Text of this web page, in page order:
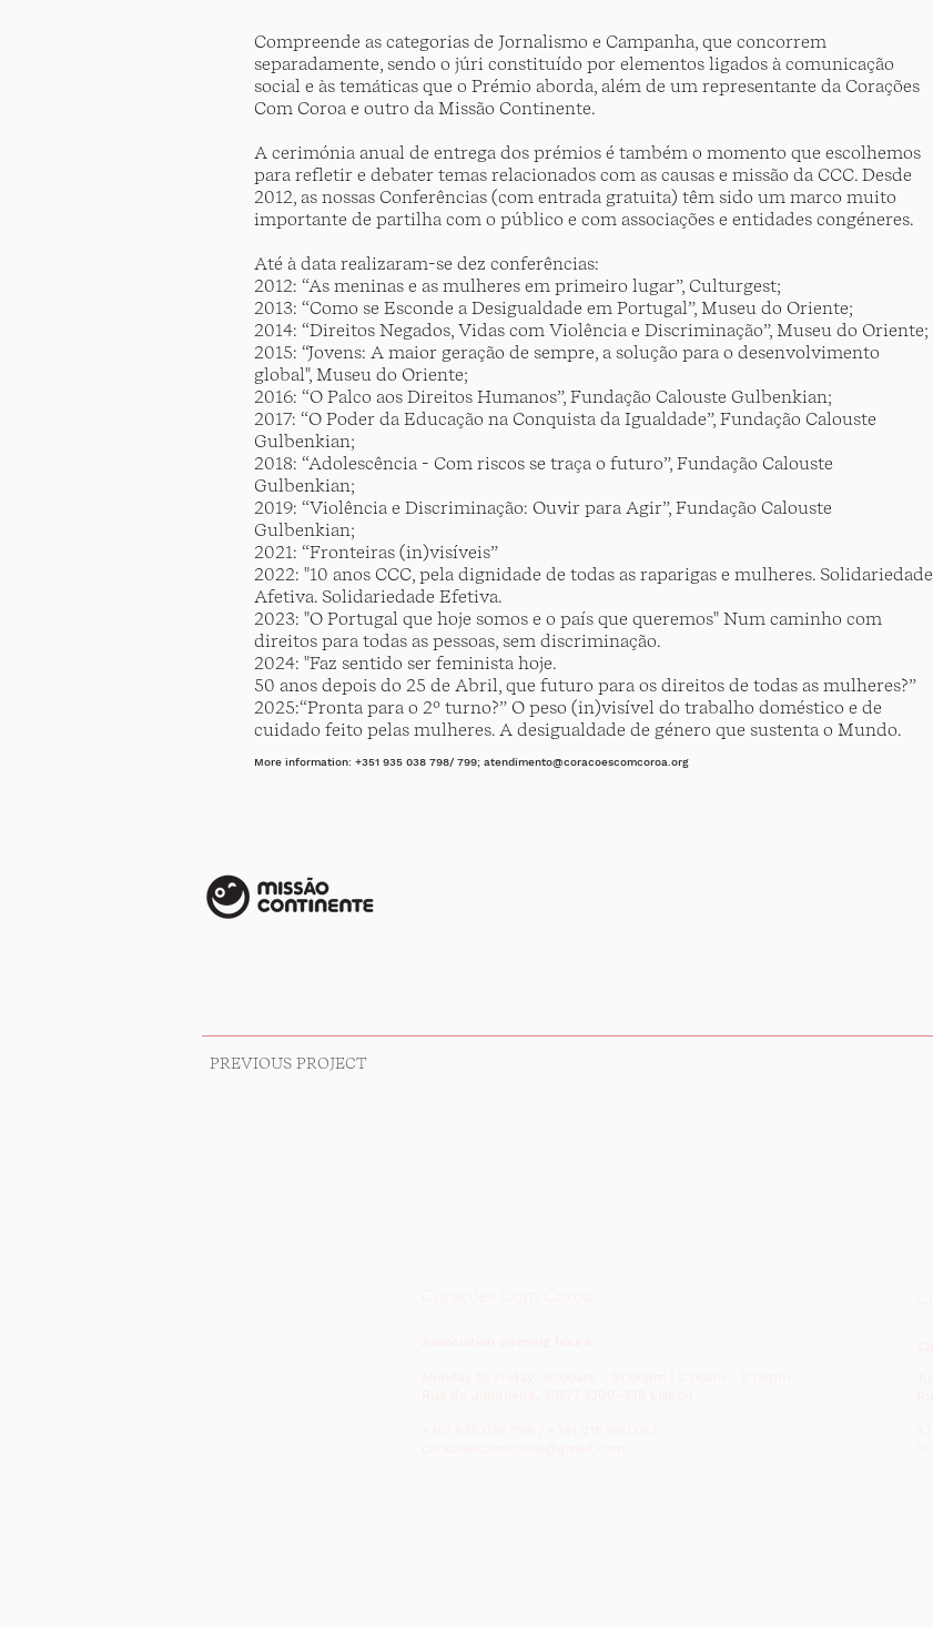
Compreende as categorias de Jornalismo e Campanha, que concorrem
separadamente, sendo o júri constituído por elementos ligados à comunicação
social e às temáticas que o Prémio aborda, além de um representante da Corações
Com Coroa e outro da Missão Continente.
A cerimónia anual de entrega dos prémios é também o momento que escolhemos
para refletir e debater temas relacionados com as causas e missão da CCC. Desde
2012, as nossas Conferências (com entrada gratuita) têm sido um marco muito
importante de partilha com o público e com associações e entidades congéneres.
Até à data realizaram-se dez conferências:
2012: “As meninas e as mulheres em primeiro lugar”, Culturgest;
2013: “Como se Esconde a Desigualdade em Portugal”, Museu do Oriente;
2014: “Direitos Negados, Vidas com Violência e Discriminação”, Museu do Oriente;
2015: “Jovens: A maior geração de sempre, a solução para o desenvolvimento
global", Museu do Oriente;
2016: “O Palco aos Direitos Humanos”, Fundação Calouste Gulbenkian;
2017: “O Poder da Educação na Conquista da Igualdade”, Fundação Calouste
Gulbenkian;
2018: “Adolescência - Com riscos se traça o futuro”, Fundação Calouste
Gulbenkian;
2019: “Violência e Discriminação: Ouvir para Agir”, Fundação Calouste
Gulbenkian;
2021: “Fronteiras (in)visíveis”
2022: "10 anos CCC, pela dignidade de todas as raparigas e mulheres. Solidariedade
Afetiva. Solidariedade Efetiva.
2023: "O Portugal que hoje somos e o país que queremos" Num caminho com
direitos para todas as pessoas, sem discriminação.
2024: "Faz sentido ser feminista hoje.
50 anos depois do 25 de Abril, que futuro para os direitos de todas as mulheres?”
2025:“Pronta para o 2º turno?” O peso (in)visível do trabalho doméstico e de
cuidado feito pelas mulheres. A desigualdade de género que sustenta o Mundo.
More information: +351 935 038 798/ 799; atendimento@coracoescomcoroa.org
PREVIOUS PROJECT